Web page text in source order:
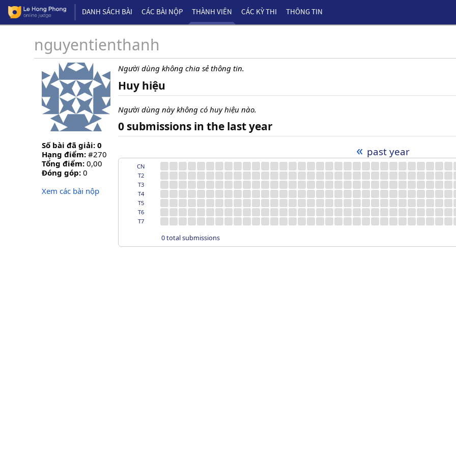
DANH SÁCH BÀI CÁC BÀI NỘP THÀNH VIÊN CÁC KỲ THI THÔNG TIN
nguyentienthanh
Số bài đã giải: 0
Hạng điểm: #270
Tổng điểm: 0,00
Đóng góp: 0
Xem các bài nộp
Người dùng không chia sẻ thông tin.
Huy hiệu
Người dùng này không có huy hiệu nào.
0 submissions in the last year
« past year
CN
T2
T3
T4
T5
T6
T7
0 total submissions